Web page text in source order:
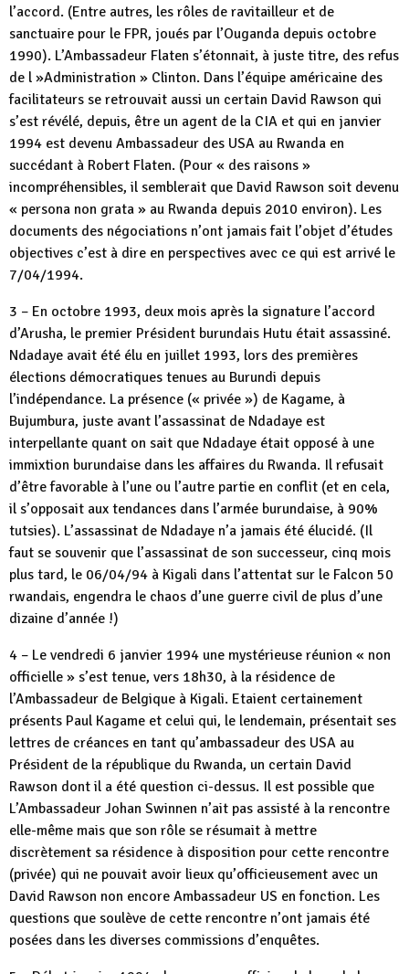
l’accord. (Entre autres, les rôles de ravitailleur et de
sanctuaire pour le FPR, joués par l’Ouganda depuis octobre
1990). L’Ambassadeur Flaten s’étonnait, à juste titre, des refus
de l »Administration » Clinton. Dans l’équipe américaine des
facilitateurs se retrouvait aussi un certain David Rawson qui
s’est révélé, depuis, être un agent de la CIA et qui en janvier
1994 est devenu Ambassadeur des USA au Rwanda en
succédant à Robert Flaten. (Pour « des raisons »
incompréhensibles, il semblerait que David Rawson soit devenu
« persona non grata » au Rwanda depuis 2010 environ). Les
documents des négociations n’ont jamais fait l’objet d’études
objectives c’est à dire en perspectives avec ce qui est arrivé le
7/04/1994.
3 – En octobre 1993, deux mois après la signature l’accord
d’Arusha, le premier Président burundais Hutu était assassiné.
Ndadaye avait été élu en juillet 1993, lors des premières
élections démocratiques tenues au Burundi depuis
l’indépendance. La présence (« privée ») de Kagame, à
Bujumbura, juste avant l’assassinat de Ndadaye est
interpellante quant on sait que Ndadaye était opposé à une
immixtion burundaise dans les affaires du Rwanda. Il refusait
d’être favorable à l’une ou l’autre partie en conflit (et en cela,
il s’opposait aux tendances dans l’armée burundaise, à 90%
tutsies). L’assassinat de Ndadaye n’a jamais été élucidé. (Il
faut se souvenir que l’assassinat de son successeur, cinq mois
plus tard, le 06/04/94 à Kigali dans l’attentat sur le Falcon 50
rwandais, engendra le chaos d’une guerre civil de plus d’une
dizaine d’année !)
4 – Le vendredi 6 janvier 1994 une mystérieuse réunion « non
officielle » s’est tenue, vers 18h30, à la résidence de
l’Ambassadeur de Belgique à Kigali. Etaient certainement
présents Paul Kagame et celui qui, le lendemain, présentait ses
lettres de créances en tant qu’ambassadeur des USA au
Président de la république du Rwanda, un certain David
Rawson dont il a été question ci-dessus. Il est possible que
L’Ambassadeur Johan Swinnen n’ait pas assisté à la rencontre
elle-même mais que son rôle se résumait à mettre
discrètement sa résidence à disposition pour cette rencontre
(privée) qui ne pouvait avoir lieux qu’officieusement avec un
David Rawson non encore Ambassadeur US en fonction. Les
questions que soulève de cette rencontre n’ont jamais été
posées dans les diverses commissions d’enquêtes.